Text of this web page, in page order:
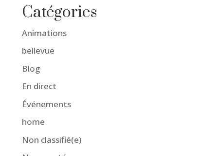
Catégories
Animations
bellevue
Blog
En direct
Événements
home
Non classifié(e)